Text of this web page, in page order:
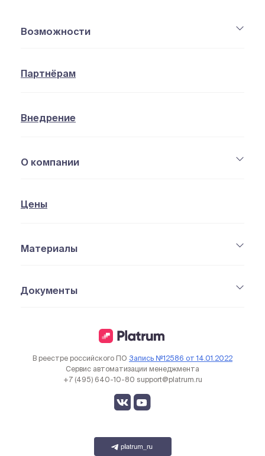
В реестре российского ПО Запись №12586 от 14.01.2022
Сервис автоматизации менеджмента
+7 (495) 640-10-80 support@platrum.ru
Возможности
Партнёрам
Внедрение
Цены
Материалы
Документы
О компании